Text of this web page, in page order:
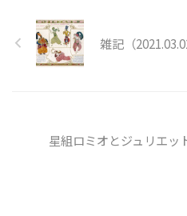
雑記（
星組ロミオとジュリエッ